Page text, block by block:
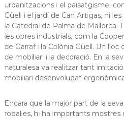
urbanitzacions i el paisatgisme,
Güell i el jardí de Can Artigas, ni
la Catedral de Palma de Mallorca.
les obres industrials, com la
de Garraf i la Colònia Güell. Un
de mobiliari i la decoració. En la
naturalesa va realitzar tant
mobiliari desenvolupat
Encara que la major part de la
rodalies, hi ha importants mostres